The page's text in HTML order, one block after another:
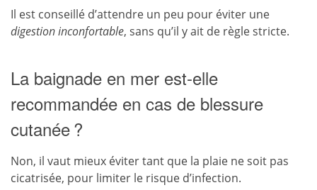
Il est conseillé d’attendre un peu pour éviter une
digestion inconfortable, sans qu’il y ait de règle stricte.
La baignade en mer est-elle
recommandée en cas de blessure
cutanée ?
Non, il vaut mieux éviter tant que la plaie ne soit pas
cicatrisée, pour limiter le risque d’infection.